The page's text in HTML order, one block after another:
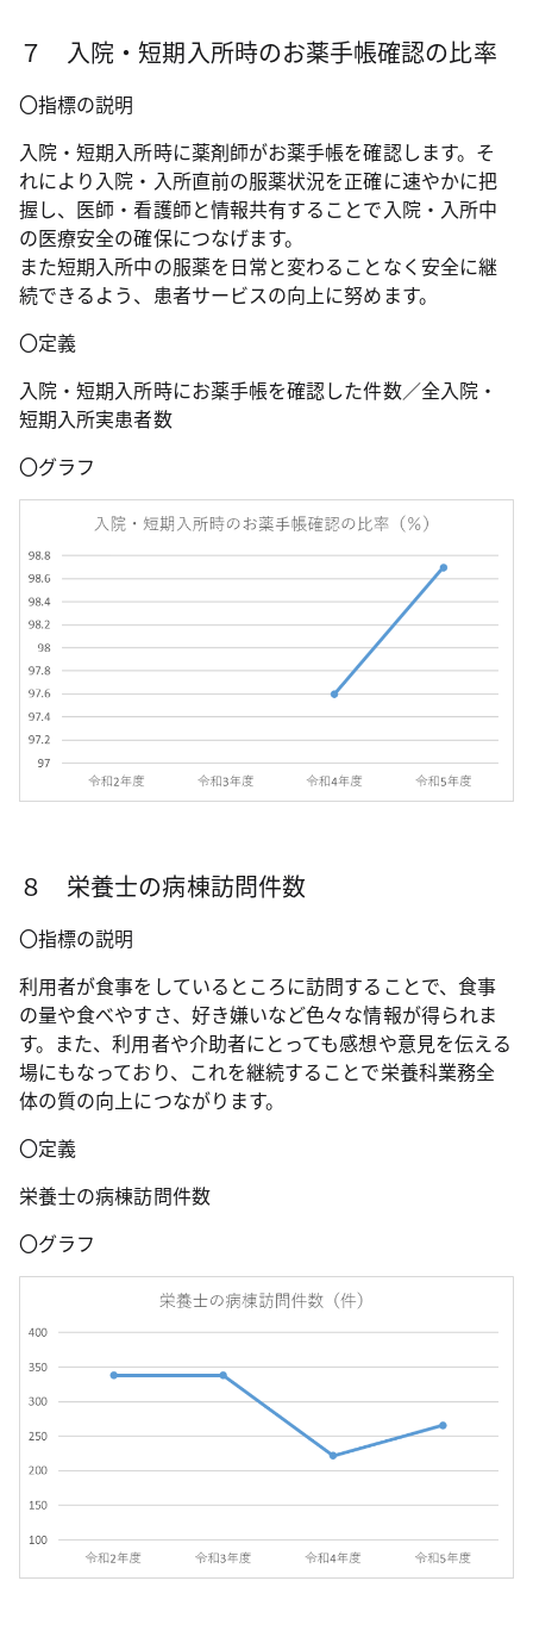
７ 入院・短期入所時のお薬手帳確認の比率
〇指標の説明
入院・短期入所時に薬剤師がお薬手帳を確認します。そ
れにより入院・入所直前の服薬状況を正確に速やかに把
握し、医師・看護師と情報共有することで入院・入所中
の医療安全の確保につなげます。
また短期入所中の服薬を日常と変わることなく安全に継
続できるよう、患者サービスの向上に努めます。
〇定義
入院・短期入所時にお薬手帳を確認した件数／全入院・
短期入所実患者数
〇グラフ
８ 栄養士の病棟訪問件数
〇指標の説明
利用者が食事をしているところに訪問することで、食事
の量や食べやすさ、好き嫌いなど色々な情報が得られま
す。また、利用者や介助者にとっても感想や意見を伝える
場にもなっており、これを継続することで栄養科業務全
体の質の向上につながります。
〇定義
栄養士の病棟訪問件数
〇グラフ